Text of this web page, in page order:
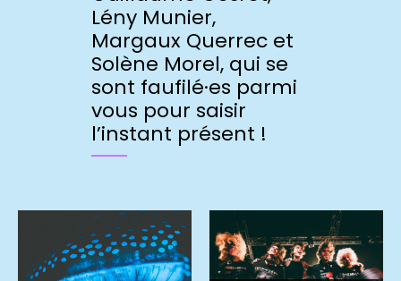
Lény Munier,
Margaux Querrec et
Solène Morel, qui se
sont faufilé·es parmi
vous pour saisir
l’instant présent !